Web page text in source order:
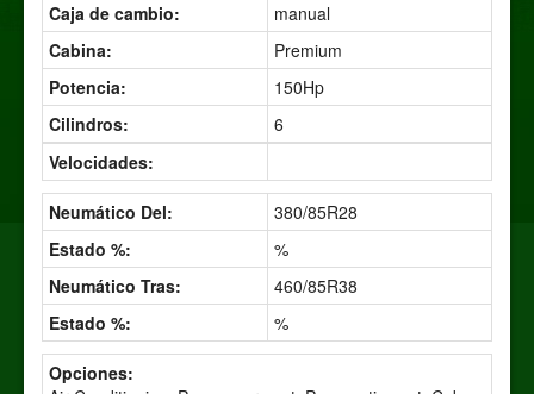
Caja de cambio:
manual
Cabina:
Premium
Potencia:
150Hp
Cilindros:
6
Velocidades:
Neumático Del:
380/85R28
Estado %:
%
Neumático Tras:
460/85R38
Estado %:
%
Opciones: